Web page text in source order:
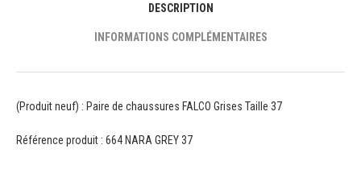
DESCRIPTION
INFORMATIONS COMPLÉMENTAIRES
(Produit neuf) : Paire de chaussures FALCO Grises Taille 37
Référence produit : 664 NARA GREY 37